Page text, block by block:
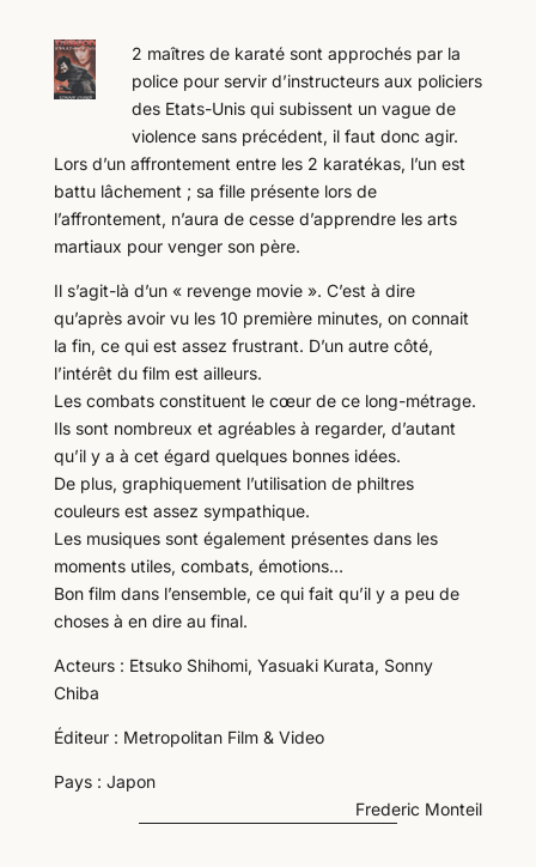
2 maîtres de karaté sont approchés par la
police pour servir d’instructeurs aux policiers
des Etats-Unis qui subissent un vague de
violence sans précédent, il faut donc agir.
Lors d’un affrontement entre les 2 karatékas, l’un est
battu lâchement ; sa fille présente lors de
l’affrontement, n’aura de cesse d’apprendre les arts
martiaux pour venger son père.
Il s’agit-là d’un « revenge movie ». C’est à dire
qu’après avoir vu les 10 première minutes, on connait
la fin, ce qui est assez frustrant. D’un autre côté,
l’intérêt du film est ailleurs.
Les combats constituent le cœur de ce long-métrage.
Ils sont nombreux et agréables à regarder, d’autant
qu’il y a à cet égard quelques bonnes idées.
De plus, graphiquement l’utilisation de philtres
couleurs est assez sympathique.
Les musiques sont également présentes dans les
moments utiles, combats, émotions…
Bon film dans l’ensemble, ce qui fait qu’il y a peu de
choses à en dire au final.
Acteurs : Etsuko Shihomi, Yasuaki Kurata, Sonny
Chiba
Éditeur : Metropolitan Film & Video
Pays : Japon
Frederic Monteil